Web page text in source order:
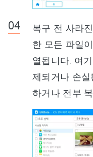
복구 전 사라
한 모든 파일
열됩니다. 여
제되거나 손
하거나 전부